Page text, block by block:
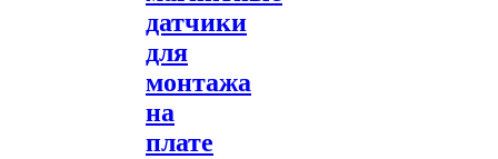
датчики
для
монтажа
на
плате